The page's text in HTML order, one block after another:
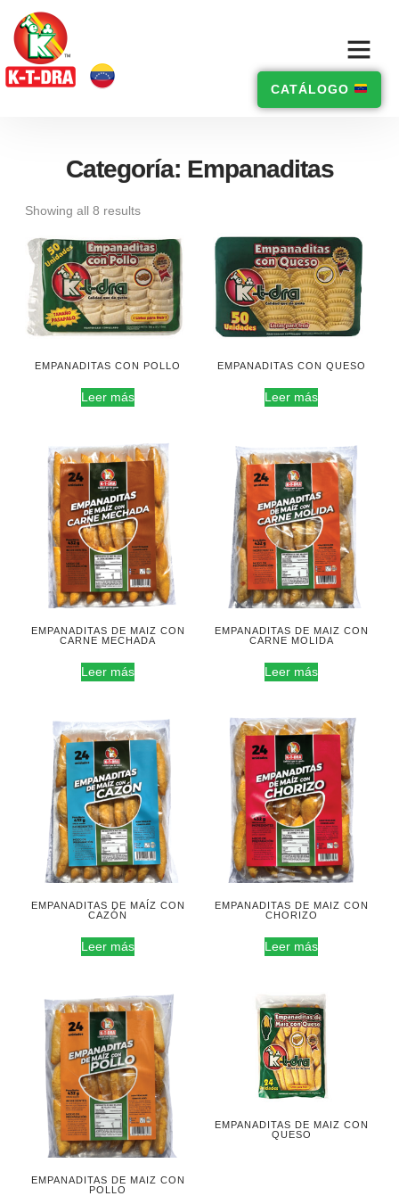
CATÁLOGO
Categoría: Empanaditas
Showing all 8 results
EMPANADITAS CON POLLO
Leer más
EMPANADITAS CON QUESO
Leer más
EMPANADITAS DE MAIZ CON
CARNE MECHADA
Leer más
EMPANADITAS DE MAIZ CON
CARNE MOLIDA
Leer más
EMPANADITAS DE MAÍZ CON
CAZÓN
Leer más
EMPANADITAS DE MAIZ CON
CHORIZO
Leer más
EMPANADITAS DE MAIZ CON
POLLO
EMPANADITAS DE MAIZ CON
QUESO